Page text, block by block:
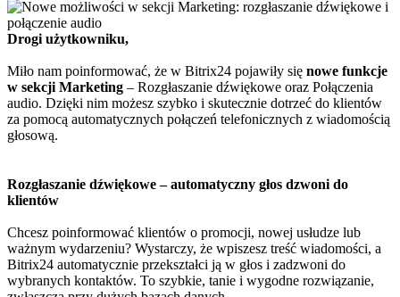
Drogi użytkowniku,
Miło nam poinformować, że w Bitrix24 pojawiły się nowe funkcje
w sekcji Marketing – Rozgłaszanie dźwiękowe oraz Połączenia
audio. Dzięki nim możesz szybko i skutecznie dotrzeć do klientów
za pomocą automatycznych połączeń telefonicznych z wiadomością
głosową.
Rozgłaszanie dźwiękowe – automatyczny głos dzwoni do
klientów
Chcesz poinformować klientów o promocji, nowej usłudze lub
ważnym wydarzeniu? Wystarczy, że wpiszesz treść wiadomości, a
Bitrix24 automatycznie przekształci ją w głos i zadzwoni do
wybranych kontaktów. To szybkie, tanie i wygodne rozwiązanie,